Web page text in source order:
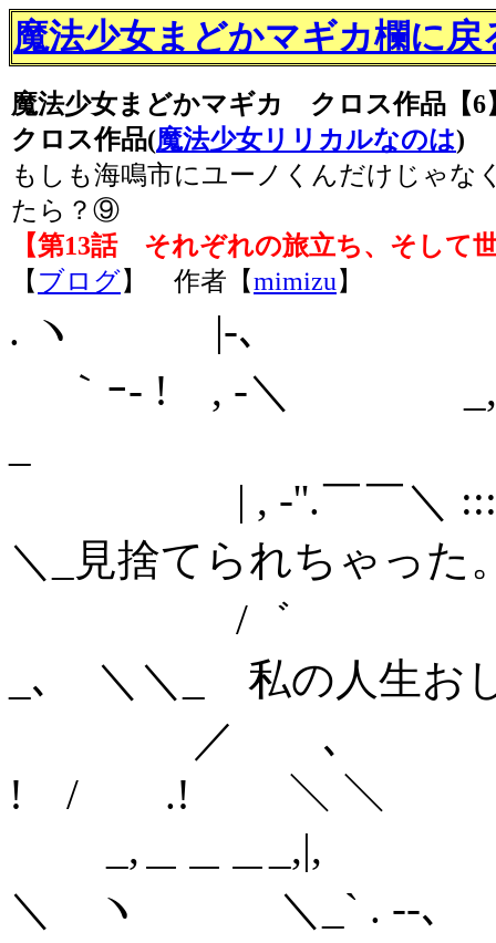
魔法少女まどかマギカ欄に
魔法少女まどかマギカ クロス作品【
クロス作品(魔法少女リリカルなのは)
もしも海鳴市にユーノくんだけじゃな
たら？⑨
【第13話 それぞれの旅立ち、そして
【 ブログ】 作者【mimizu】
. ヽ |-､ !/_,／
｀ｰ- ! , -＼
ゝ | , -''.￣￣
＼_見捨てられちゃった
/゛ ＼
_､ ＼＼_ 私の人生お
／ ､
! / .! ＼ ＼
_,＿
＼ ヽ ＼_` . ‐-､